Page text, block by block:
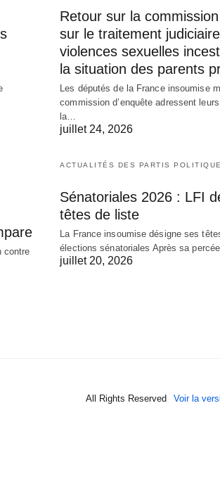
Retour sur la commission
sur le traitement
violences sexuelles
la situation des parents
Les députés de la France insoumise
commission d’enquête adressent
la…
juillet 24, 2026
contre
ACTUALITÉS DES PARTIS
Sénatoriales 2026 : LFI
têtes de liste
La France insoumise désigne ses
élections sénatoriales Après sa
juillet 20, 2026
All Rights Reserved Voir la